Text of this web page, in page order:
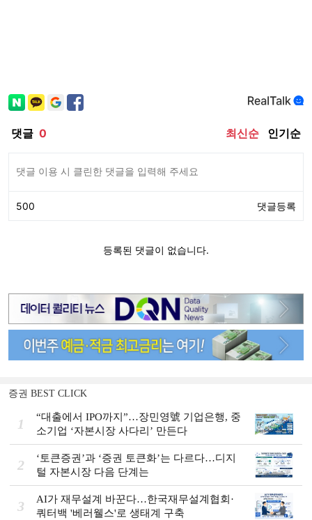
증권 BEST CLICK
1
“대출에서 IPO까지”…장민영號 기업은행, 중
소기업 ‘자본시장 사다리’ 만든다
2
‘토큰증권’과 ‘증권 토큰화’는 다르다…디지
털 자본시장 다음 단계는
3
AI가 재무설계 바꾼다…한국재무설계협회·
쿼터백 '베러웰스'로 생태계 구축